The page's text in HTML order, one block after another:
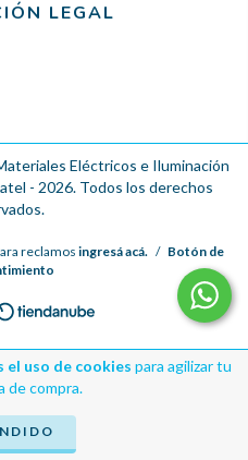
el uso de cookies para agilizar tu
de compra.
LEGAL
Eléctricos e Iluminación
- 2026. Todos los derechos
reclamos ingresá acá. / Botón de